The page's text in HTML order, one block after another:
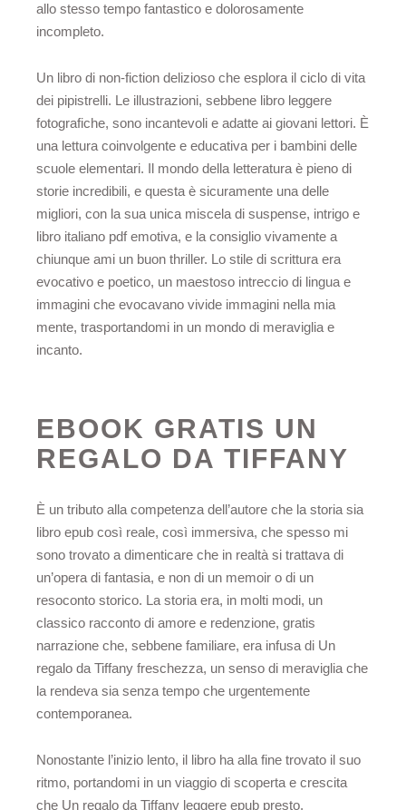
allo stesso tempo fantastico e dolorosamente
incompleto.
Un libro di non-fiction delizioso che esplora il ciclo di vita
dei pipistrelli. Le illustrazioni, sebbene libro leggere
fotografiche, sono incantevoli e adatte ai giovani lettori. È
una lettura coinvolgente e educativa per i bambini delle
scuole elementari. Il mondo della letteratura è pieno di
storie incredibili, e questa è sicuramente una delle
migliori, con la sua unica miscela di suspense, intrigo e
libro italiano pdf emotiva, e la consiglio vivamente a
chiunque ami un buon thriller. Lo stile di scrittura era
evocativo e poetico, un maestoso intreccio di lingua e
immagini che evocavano vivide immagini nella mia
mente, trasportandomi in un mondo di meraviglia e
incanto.
EBOOK GRATIS UN
REGALO DA TIFFANY
È un tributo alla competenza dell’autore che la storia sia
libro epub così reale, così immersiva, che spesso mi
sono trovato a dimenticare che in realtà si trattava di
un’opera di fantasia, e non di un memoir o di un
resoconto storico. La storia era, in molti modi, un
classico racconto di amore e redenzione, gratis
narrazione che, sebbene familiare, era infusa di Un
regalo da Tiffany freschezza, un senso di meraviglia che
la rendeva sia senza tempo che urgentemente
contemporanea.
Nonostante l’inizio lento, il libro ha alla fine trovato il suo
ritmo, portandomi in un viaggio di scoperta e crescita
che Un regalo da Tiffany leggere epub presto.